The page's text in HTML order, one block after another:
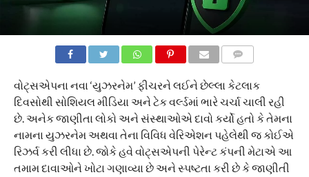
વોટ્સએપના નવા ‘યુઝરનેમ’ ફીચરને લઈને છેલ્લા કેટલાક
દિવસોથી સોશિયલ મીડિયા અને ટેક વર્લ્ડમાં ભારે ચર્ચા ચાલી રહી
છે. અનેક જાણીતા લોકો અને સંસ્થાઓએ દાવો કર્યો હતો કે તેમના
નામના યુઝરનેમ અથવા તેના વિવિધ વેરિએશન પહેલેથી જ કોઈએ
રિઝર્વ કરી લીધા છે. જોકે હવે વોટ્સએપની પેરેન્ટ કંપની મેટાએ આ
તમામ દાવાઓને ખોટા ગણાવ્યા છે અને સ્પષ્ટતા કરી છે કે જાણીતી